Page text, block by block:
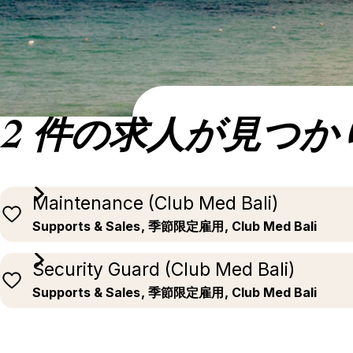
2 件の求人が見つか
Maintenance (Club Med Bali)
Supports & Sales, 季節限定雇用, Club Med Bali
Security Guard (Club Med Bali)
Supports & Sales, 季節限定雇用, Club Med Bali